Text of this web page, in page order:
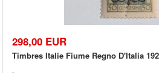
298,00 EUR
Timbres Italie Fiume Regno D'Italia